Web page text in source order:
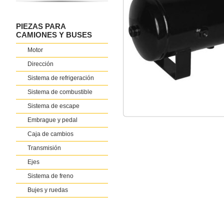
PIEZAS PARA
CAMIONES Y BUSES
Motor
Dirección
Sistema de refrigeración
Sistema de combustible
Sistema de escape
Embrague y pedal
Caja de cambios
Transmisión
Ejes
Sistema de freno
Bujes y ruedas